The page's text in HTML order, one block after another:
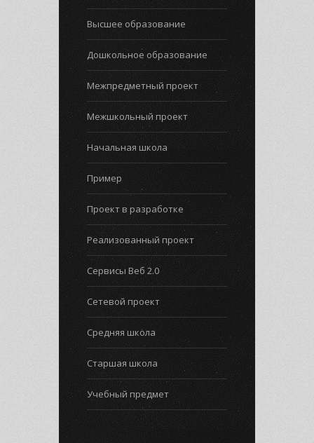
Высшее образование
Дошкольное образование
Межпредметный проект
Межшкольный проект
Начальная школа
Пример
Проект в разработке
Реализованный проект
Сервисы Веб 2.0
Сетевой проект
Средняя школа
Старшая школа
Учебный предмет